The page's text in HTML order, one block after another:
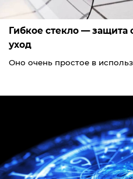
Гибкое стекло — защита
уход
Оно очень простое в